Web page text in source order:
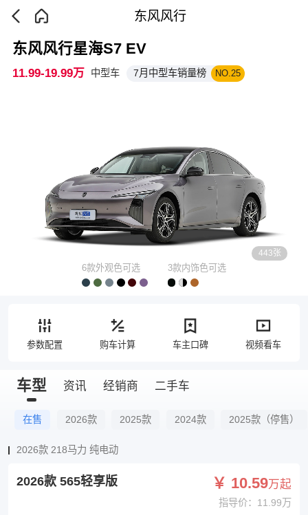
东风风行
443张
东风风行星海S7 EV
11.99-19.99万 中型车 7月中型车销量榜 NO.25
6款外观色可选 3款内饰色可选
参数配置 购车计算 车主口碑 视频看车
车型 资讯 经销商 二手车
在售 2026款 2025款 2024款 2025款（停售）
2026款 218马力 纯电动
2026款 565轻享版 ￥ 10.59万起
指导价：11.99万